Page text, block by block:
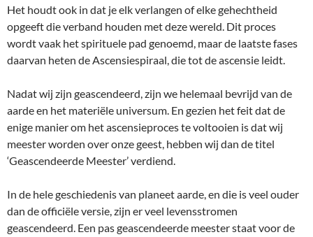
Het houdt ook in dat je elk verlangen of elke gehechtheid
opgeeft die verband houden met deze wereld. Dit proces
wordt vaak het spirituele pad genoemd, maar de laatste fases
daarvan heten de Ascensiespiraal, die tot de ascensie leidt.
Nadat wij zijn geascendeerd, zijn we helemaal bevrijd van de
aarde en het materiële universum. En gezien het feit dat de
enige manier om het ascensieproces te voltooien is dat wij
meester worden over onze geest, hebben wij dan de titel
‘Geascendeerde Meester’ verdiend.
In de hele geschiedenis van planeet aarde, en die is veel ouder
dan de officiële versie, zijn er veel levensstromen
geascendeerd. Een pas geascendeerde meester staat voor de